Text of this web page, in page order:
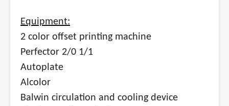
Equipment:
2 color offset printing machine
Perfector 2/0 1/1
Autoplate
Alcolor
Balwin circulation and cooling device